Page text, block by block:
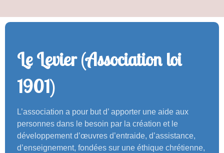
Le Levier (Association loi
1901)
L’association a pour but d’ apporter une aide aux
personnes dans le besoin par la création et le
développement d’œuvres d’entraide, d’assistance,
d’enseignement, fondées sur une éthique chrétienne,